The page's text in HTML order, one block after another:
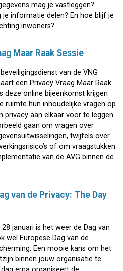
mag je vastleggen?
je informatie delen? En hoe blijf je
inwoners?
Maar Raak Sessie
van de VNG
een Privacy Vraag Maar Raak
deze online bijeenkomst krijgen
ruimte hun inhoudelijke vragen op
privacy aan elkaar voor te leggen.
gaan om vragen over
twijfels over
of om vraagstukken
van de AVG binnen de
van de Privacy: The Day
januari is het weer de Dag van
wel Europese Dag van de
Een mooie kans om het
binnen jouw organisatie te